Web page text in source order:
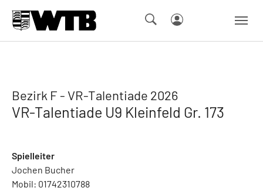
Bezirk F - VR-Talentiade 2026
VR-Talentiade U9 Kleinfeld Gr. 173
Spielleiter
Jochen Bucher
Mobil: 01742310788